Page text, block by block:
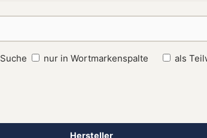
Suche nur in Wortmarkenspalte als
Hersteller